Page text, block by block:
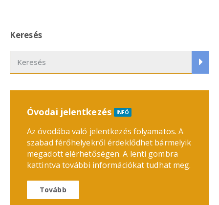
Keresés
Óvodai jelentkezés INFÓ
Az óvodába való jelentkezés folyamatos. A
szabad férőhelyekről érdeklődhet bármelyik
megadott elérhetőségen. A lenti gombra
kattintva további információkat tudhat meg.
Tovább